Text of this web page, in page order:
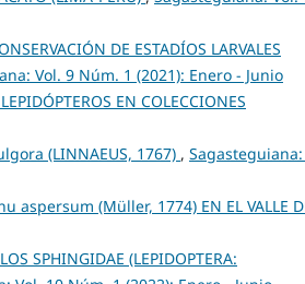
DE ESTADÍOS LARVALES
Vol. 9 Núm. 1 (2021): Enero - Junio
EN COLECCIONES
(LINNAEUS, 1767) , Sagasteguiana:
aspersum (Müller‎, ‎1774) EN EL VALLE
SPHINGIDAE (LEPIDOPTERA: